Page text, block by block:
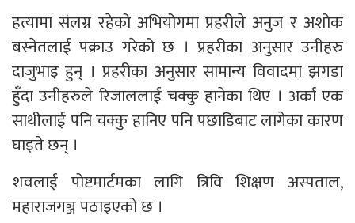
हत्यामा संलग्न रहेको अभियोगमा प्रहरीले अनुज र अशोक
बस्नेतलाई पक्राउ गरेको छ । प्रहरीका अनुसार उनीहरु
दाजुभाइ हुन् । प्रहरीका अनुसार सामान्य विवादमा झगडा
हुँदा उनीहरुले रिजाललाई चक्कु हानेका थिए । अर्का एक
साथीलाई पनि चक्कु हानिए पनि पछाडिबाट लागेका कारण
घाइते छन् ।
शवलाई पोष्टमार्टमका लागि त्रिवि शिक्षण अस्पताल,
महाराजगञ्ज पठाइएको छ ।